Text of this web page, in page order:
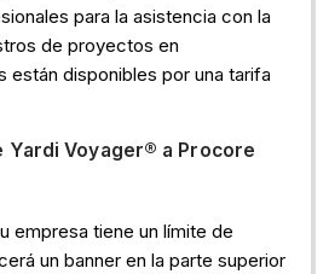
para la asistencia con la
de proyectos en
están disponibles por una tarifa
Yardi Voyager® a Procore
empresa tiene un límite de
un banner en la parte superior